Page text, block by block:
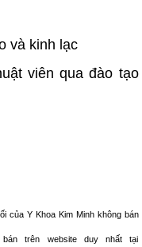
và kinh lạc
viên qua đào tạo
của Y Khoa Kim Minh không bán
trên website duy nhất tại